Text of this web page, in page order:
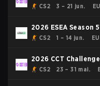
CS2 3 – 21 jun. EU
2026 ESEA Season
Europe
CS2 1 – 14 jun. EU
2026 CCT
CS2 23 – 31 mai.